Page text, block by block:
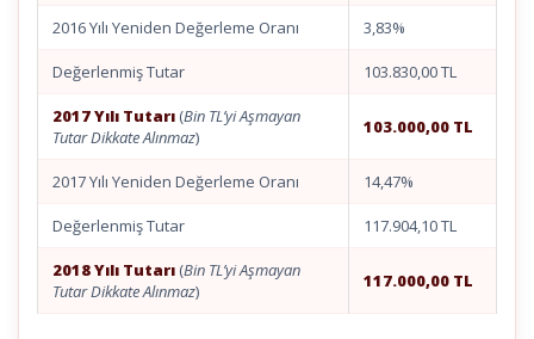
2016 Yılı Yeniden Değerleme Oranı 3,83%
Değerlenmiş Tutar 103.830,00 TL
2017 Yılı Tutarı (Bin TL’yi Aşmayan
Tutar Dikkate Alınmaz) 103.000,00 TL
2017 Yılı Yeniden Değerleme Oranı 14,47%
Değerlenmiş Tutar 117.904,10 TL
2018 Yılı Tutarı (Bin TL’yi Aşmayan
Tutar Dikkate Alınmaz) 117.000,00 TL